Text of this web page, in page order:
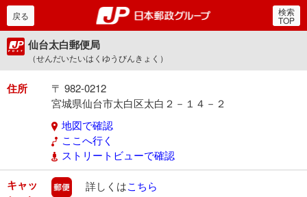
郵便局・日本郵政グルー
戻る 検索
TOP
仙台太白郵便局
（せんだいたいはくゆうびんきょく）
住所
〒 982-0212
宮城県仙台市太白区太白２－１４－２
地図で確認
ここへ行く
ストリートビューで確認
キャッ
郵便
詳しくはこちら